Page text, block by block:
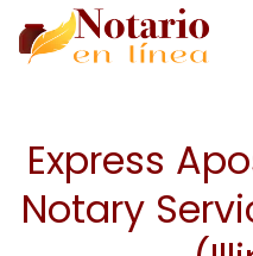
Express
Notary